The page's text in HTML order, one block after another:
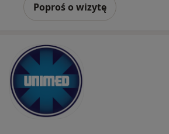
Poproś o wizytę